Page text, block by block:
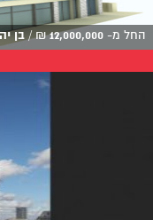
החל מ- 12,000,000
₪
/ בן יהודה 44 -